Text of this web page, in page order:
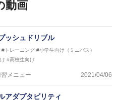
DVDも監修しています。
ョナルキャンプヘッドコーチ
ナルキャンプヘッドコーチ
代表サポートコーチ
ナルキャンプヘッドコーチ
ナルキャンプヘッドコーチ
動画
ッシュドリブル
#トレーニング #小学生向け（ミニバス）
#高校生向け
メニュー 2021/04/06
アダプタビリティ